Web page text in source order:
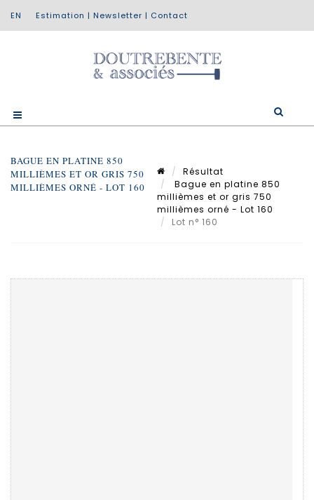
Estimation | Newsletter | Contact
BAGUE EN PLATINE 850
MILLIÈMES ET OR GRIS 750
MILLIÈMES ORNÉ - LOT 160
Résultat
Bague en platine 850
millièmes et or gris 750
millièmes orné - Lot 160
Lot n° 160